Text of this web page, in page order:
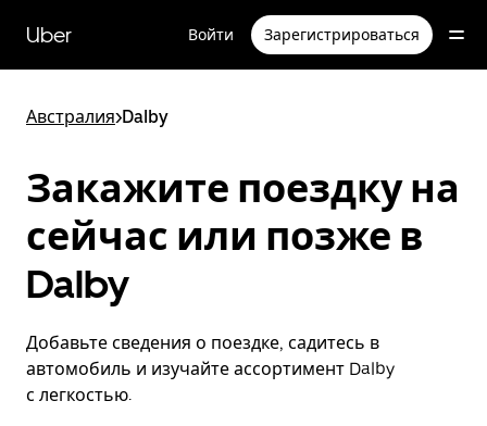
перейти
к
Uber Войти Зарегистрироваться
Австралия>Dalby
Закажите поездку на
сейчас или позже в
Dalby
Добавьте сведения о поездке, садитесь в
автомобиль и изучайте ассортимент Dalby
с легкостью.